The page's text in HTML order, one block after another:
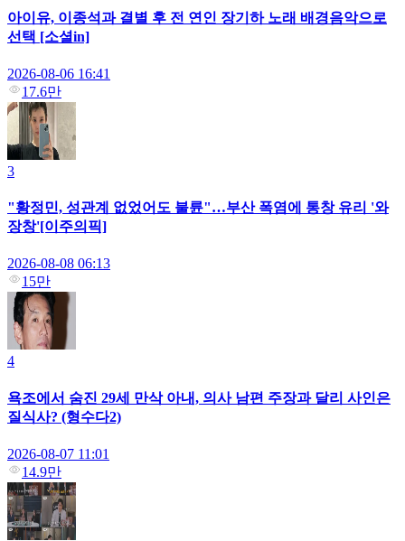
아이유, 이종석과 결별 후 전 연인 장기하 노래 배경음악으로
선택 [소셜in]
2026-08-06 16:41
17.6만
3
"황정민, 성관계 없었어도 불륜"…부산 폭염에 통창 유리 '와
장창'[이주의픽]
2026-08-08 06:13
15만
4
욕조에서 숨진 29세 만삭 아내, 의사 남편 주장과 달리 사인은
질식사? (형수다2)
2026-08-07 11:01
14.9만